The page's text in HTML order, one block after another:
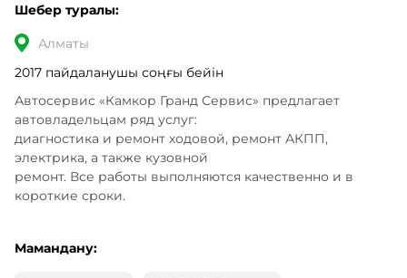
Шебер туралы:
Алматы
2017 пайдаланушы соңғы бейін
Автосервис «Камкор Гранд Сервис» предлагает
автовладельцам ряд услуг:
диагностика и ремонт ходовой, ремонт АКПП,
электрика, а также кузовной
ремонт. Все работы выполняются качественно и в
короткие сроки.
Мамандану: